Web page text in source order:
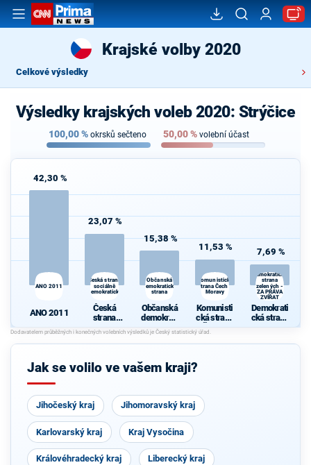
Krajské volby 2020
Celkové výsledky
Výsledky krajských voleb 2020: Strýčice
100,00% okrsků sečteno 50,00% volební účast
42,30 %
ANO 2011
ANO 2011
23,07 %
Česká strana
sociálně
demokratická
Česká
strana
sociálně
demokrati
cká
15,38 %
Občanská
demokratická
strana
Občanská
demokrati
cká strana
11,53 %
Komunistická
strana Čech a
Moravy
Komunisti
cká strana
Čech a
Moravy
7,69 %
Demokratická
strana
zelených -
ZA PRÁVA
ZVÍŘAT
Demokrati
cká strana
zelených -
PRÁVA
Jak se volilo ve vašem kraji?
Jihočeský kraj Jihomoravský kraj
Karlovarský kraj Kraj Vysočina
Královéhradecký kraj Liberecký kraj